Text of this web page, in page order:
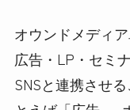
オウンドメディ
広告・LP・セミ
SNSと連携させ